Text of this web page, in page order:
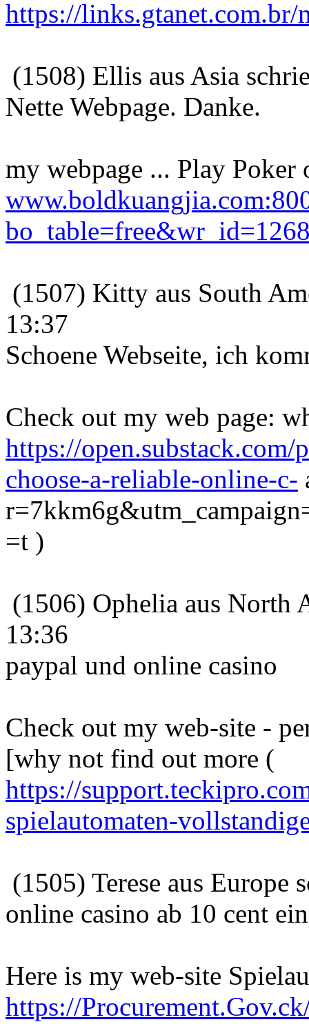
https://links.gtanet.com.br/
(1508) Ellis aus Asia
Nette Webpage. Danke.
my webpage ... Play Poker
(1507) Kitty aus South
13:37
Schoene Webseite, ich
Check out my web page:
https://
choose-a-reliable-online-c-
=t )
(1506) Ophelia aus North
13:36
paypal und online casino
Check out my web-site -
[why not find out more (
https://
spielautomaten-
(1505) Terese aus
online casino ab 10 cent
Here is my web-site
https://